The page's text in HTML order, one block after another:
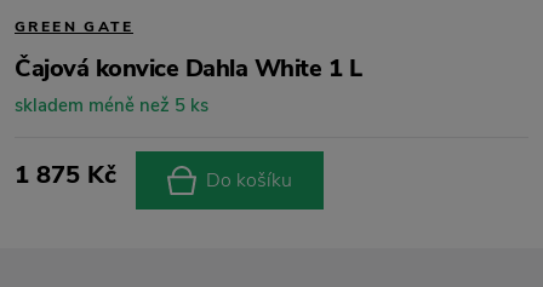
GREEN GATE
Čajová konvice Dahla White 1 L
skladem méně než 5 ks
1 875 Kč Do košíku